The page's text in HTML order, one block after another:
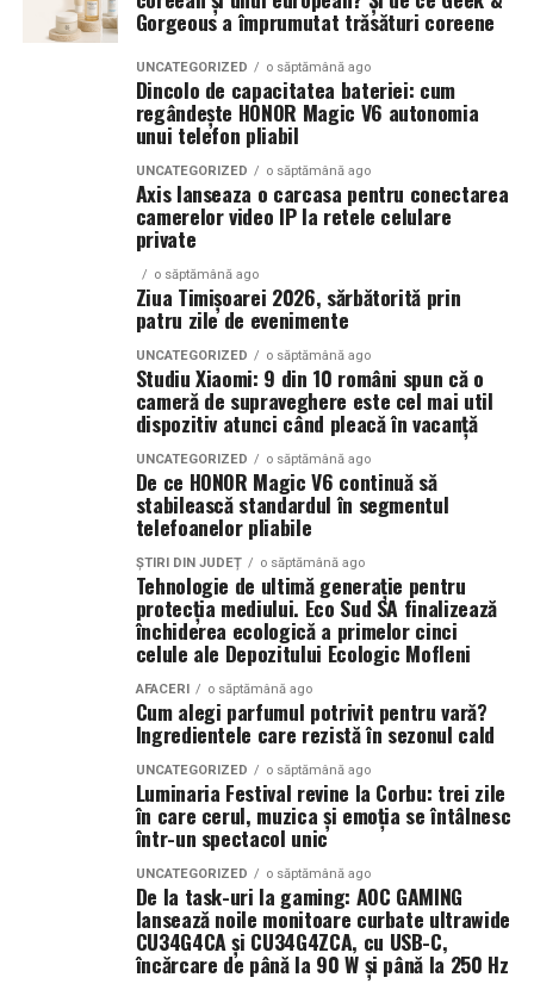
ingredientele precum lime-ul sunt alegerea ideală. Dacă
preferi aromele calde, exotice și cu personalitate, notele
de smochină, cocos și lemn de santal sunt perfecte
pentru serile de vară.
Indiferent de preferințe, sezonul cald este momentul
ideal să experimentezi și să descoperi parfumuri
inspirate din universul parfumeriei de nișă. Iar
de la Oriflame demonstrează că
ingredientele premium, creativitatea și accesibilitatea
pot exista în aceeași sticlă.
Promovarea plătită permite afișarea ofertelor exact în
relevante. Acest avantaj oferă acces la un public calificat
și contribuie la creșterea ratelor de conversie. În plus,
rezultatele pot fi măsurate și optimizate permanent.
Datele colectate din campanii oferă informații valoroase
despre comportamentul consumatorilor. Companiile
pot identifica cele mai eficiente mesaje, paginile cu
performanțe ridicate și segmentele de public care
generează cele mai bune rezultate. Aceste informații
ajută la luarea unor decizii mai bune și la utilizarea
eficientă a bugetelor.
Conținutul are la rândul său un rol important.
Articolele, ghidurile și resursele informative contribuie
la dezvoltarea autorității și la construirea unei relații
solide cu publicul. Atunci când utilizatorii găsesc
răspunsuri utile, nivelul de încredere crește
O strategie digitală eficientă nu se bazează pe un singur
canal. Rezultatele apar atunci când website-ul,
conținutul, promovarea și automatizarea lucrează
împreună pentru atingerea acelorași obiective. Această
abordare integrată permite obținerea unor rezultate
mai stabile și mai predictibile.
Pentru a vedea exemple reale de implementare și
rezultate, multe organizații analizează , precum și
proiectele dezvoltate de aceasta pentru companii din
domenii diferite.echipa FXF Web Solution
Experiența acumulată în proiecte diverse demonstrează
Gorgeous a împrumutat trăsături coreene
UNCATEGORIZED o săptămână ago
Dincolo de capacitatea bateriei: cum
regândește HONOR Magic V6 autonomia
unui telefon pliabil
UNCATEGORIZED o săptămână ago
Axis lanseaza o carcasa pentru conectarea
camerelor video IP la retele celulare
private
o săptămână ago
Ziua Timișoarei 2026, sărbătorită prin
patru zile de evenimente
UNCATEGORIZED o săptămână ago
Studiu Xiaomi: 9 din 10 români spun că o
cameră de supraveghere este cel mai util
dispozitiv atunci când pleacă în vacanță
UNCATEGORIZED o săptămână ago
De ce HONOR Magic V6 continuă să
stabilească standardul în segmentul
telefoanelor pliabile
ȘTIRI DIN JUDEȚ o săptămână ago
Tehnologie de ultimă generație pentru
protecția mediului. Eco Sud SA finalizează
închiderea ecologică a primelor cinci
celule ale Depozitului Ecologic Mofleni
AFACERI o săptămână ago
Cum alegi parfumul potrivit pentru vară?
Ingredientele care rezistă în sezonul cald
UNCATEGORIZED o săptămână ago
Luminaria Festival revine la Corbu: trei zile
în care cerul, muzica și emoția se întâlnesc
într-un spectacol unic
UNCATEGORIZED o săptămână ago
De la task-uri la gaming: AOC GAMING
lansează noile monitoare curbate ultrawide
CU34G4CA și CU34G4ZCA, cu USB-C,
încărcare de până la 90 W și până la 250 Hz